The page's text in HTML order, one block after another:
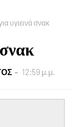
υγιεινά σνακ
12:59 μ.μ.